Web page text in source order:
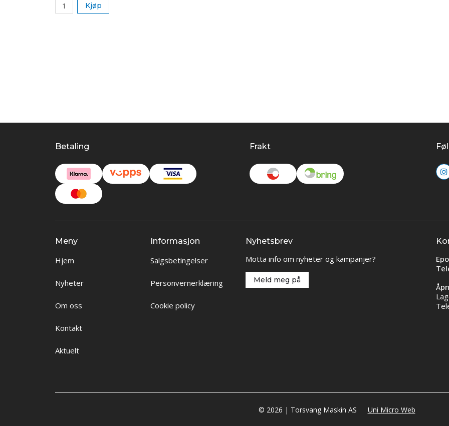
Kjøp
Betaling Frakt
Meny
Hjem
Nyheter
Om oss
Kontakt
Aktuelt
Informasjon
Salgsbetingelser
Personvernerklæring
Cookie policy
Nyhetsbrev
Motta info om nyheter og kampanjer?
Meld meg på
© 2026 | Torsvang Maskin AS Uni Micro Web